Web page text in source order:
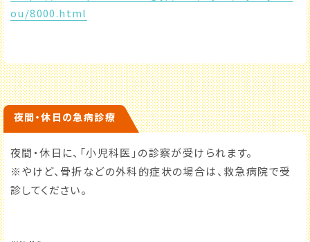
ou/8000.html
夜間・休日の急病診療
夜間・休日に、「小児科医」の診察が受けられます。
※やけど、骨折などの外科的症状の場合は、救急病院で受
診してください。